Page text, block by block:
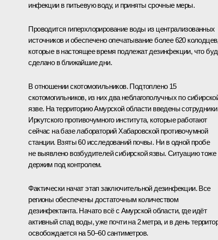
инфекции в питьевую воду, и приняты срочные меры.
Проводится гиперхлорирование воды из централизованных
источников и обеспечено опечатывание более 620
которые в настоящее время подлежат дезинфекции, что
сделано в ближайшие дни.
В отношении скотомогильников. Подтоплено 15
скотомогильников, из них два неблагополучных по
язве. На территорию Амурской области введены сотрудники
Иркутского противочумного института, которые работают
сейчас на базе лабораторий Хабаровской противочумной
станции. Взяты 60 исследований почвы. Ни в одной пробе
не выявлено возбудителей сибирской язвы. Ситуацию тоже
держим под контролем.
Фактически начат этап заключительной дезинфекции. Все
регионы обеспечены достаточным количеством
дезинфектанта. Начато всё с Амурской области, где идёт
активный спад воды, уже почти на 2 метра, и в день
освобождается на 50–60 сантиметров.